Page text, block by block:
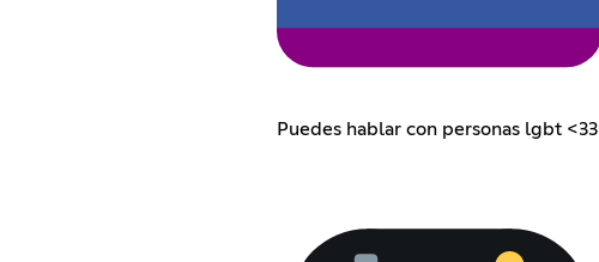
Puedes hablar con personas lgbt <33